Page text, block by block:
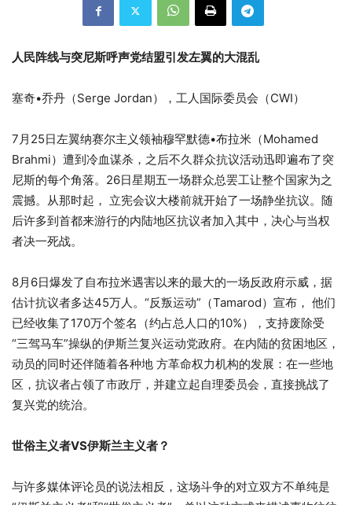
人民阵线与突尼斯呼声党结盟引发左翼的大混乱
塞奇•乔丹（Serge Jordan），工人国际委员会（CWI）
7月25日左翼纳赛尔主义领袖穆罕默德•布拉米（Mohamed
Brahmi）遭到冷血谋杀，之后不久群众抗议活动迅即遍布了突
尼斯的每个角落。 26日星期五一场群众总罢工让整个国家为之
震撼。从那时起， 立宪会议大楼前就开始了一场静坐抗议。随
后许多到首都来游行的内陆地区抗议者加入其中，决心与当权
者决一死战。
8月6日爆发了自布拉米遇害以来的最大的一场反政府示威，据
估计抗议者多达45万人。“反叛运动”（Tamarod）宣布， 他们
已经收集了170万个签名（约占总人口的10%），支持废除受
“三驾马车”操纵的伊斯兰复兴运动党政府。在内陆的贫困地区，
动员的同时还伴随着各种地 方革命权力机构的发展：在一些地
区，抗议者占领了市政厅，并建立起自理委员会，直接挑战了
复兴党的统治。
世俗主义者VS伊斯兰主义者？
与许多媒体评论员的说法相反，这场斗争的对立双方不单纯是